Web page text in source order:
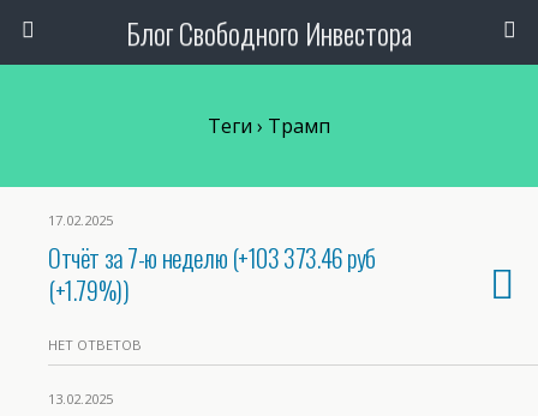
Блог Свободного Инвестора
Теги › Трамп
17.02.2025
Отчёт за 7-ю неделю (+103 373.46 руб
(+1.79%))
НЕТ ОТВЕТОВ
13.02.2025